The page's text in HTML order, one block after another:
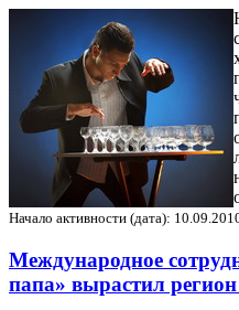
Начало активности (дата):
Международное
папа» вырастил регион